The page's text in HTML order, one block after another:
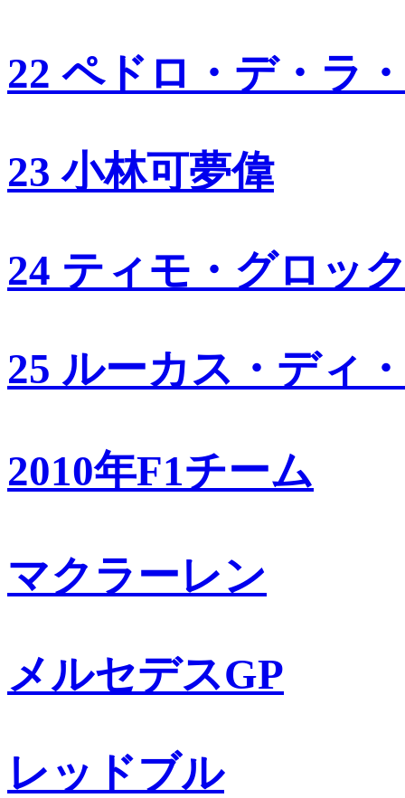
22 ペドロ・デ・ラ
23 小林可夢偉
24 ティモ・グロッ
25 ルーカス・ディ
2010年F1チーム
マクラーレン
メルセデスGP
レッドブル